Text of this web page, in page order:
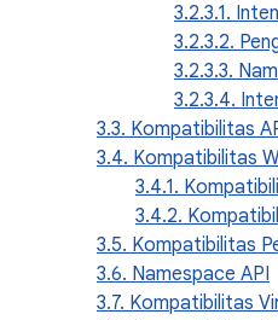
3.2.3.1.
3.2.3.2.
3.2.3.3.
3.2.3.4.
3.3. Kompatibilitas
3.4. Kompatibilitas
3.4.1.
3.4.2.
3.5. Kompatibilitas
3.6. Namespace API
3.7. Kompatibilitas